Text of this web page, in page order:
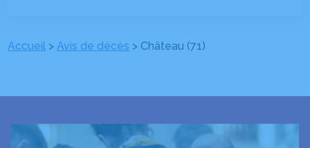
Accueil >Avis de décès > Château (71)